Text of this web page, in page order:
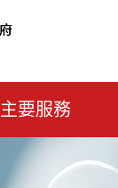
主要服務